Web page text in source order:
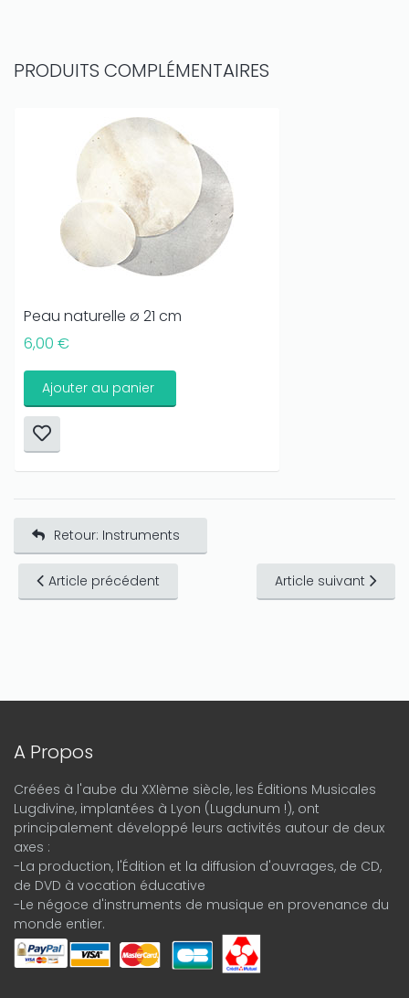
PRODUITS COMPLÉMENTAIRES
Peau naturelle ø 21 cm
6,00 €
Ajouter au panier
Retour: Instruments
Article précédent Article suivant
A Propos
Créées à l'aube du XXIème siècle, les Éditions Musicales
Lugdivine, implantées à Lyon (Lugdunum !), ont
principalement développé leurs activités autour de deux
axes :
-La production, l'Édition et la diffusion d'ouvrages, de CD,
de DVD à vocation éducative
-Le négoce d'instruments de musique en provenance du
monde entier.